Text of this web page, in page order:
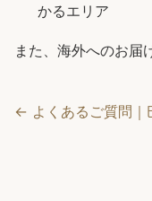
かるエリア
また、海外へのお届
← よくあるご質問｜